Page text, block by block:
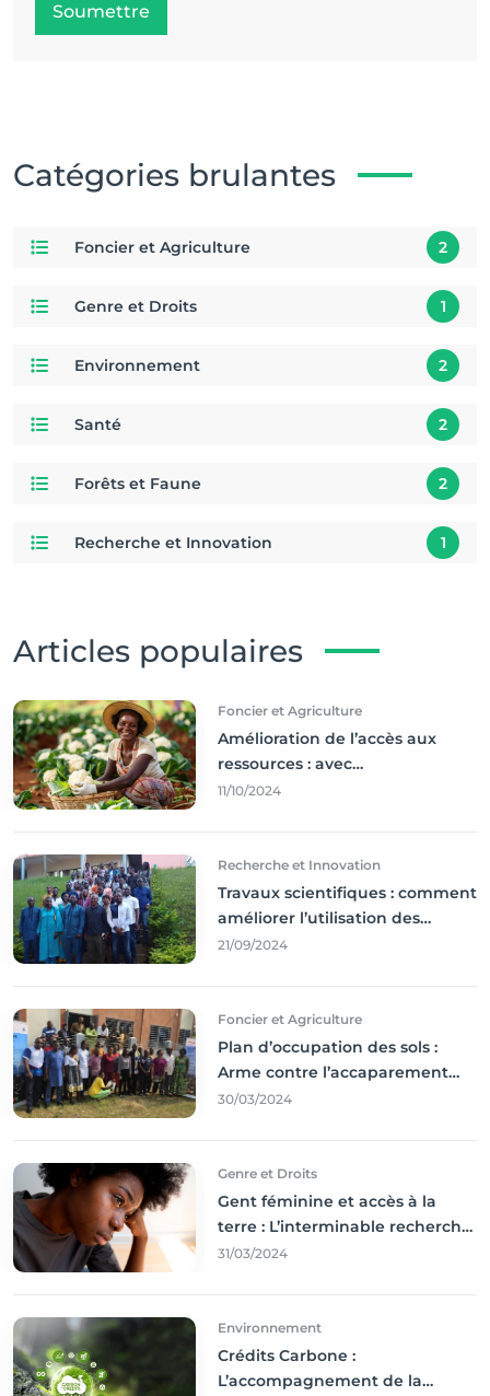
Soumettre
Catégories brulantes
Foncier et Agriculture 2
Genre et Droits 1
Environnement 2
Santé 2
Forêts et Faune 2
Recherche et Innovation 1
Articles populaires
Foncier et Agriculture
Amélioration de l’accès aux
ressources : avec
l'incontournable ’agriculture
11/10/2024
Recherche et Innovation
Travaux scientifiques : comment
améliorer l’utilisation des
résultats coince
21/09/2024
Foncier et Agriculture
Plan d’occupation des sols :
Arme contre l’accaparement
des terres
30/03/2024
Genre et Droits
Gent féminine et accès à la
terre : L’interminable recherche
des droits
31/03/2024
Environnement
Crédits Carbone :
L’accompagnement de la